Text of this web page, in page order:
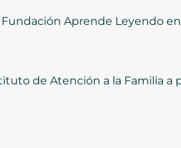
Aprende Leyendo
de Atención a la Familia a